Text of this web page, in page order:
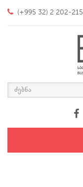
(+995 32) 2 202-215